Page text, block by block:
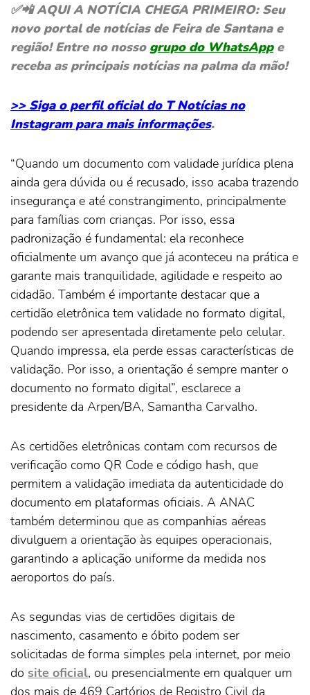
✅📲 AQUI A NOTÍCIA CHEGA PRIMEIRO: Seu
novo portal de notícias de Feira de Santana e
região! Entre no nosso grupo do WhatsAppe
receba as principais notícias na palma da mão!
>> Siga o perfil oficial do T Notícias no
Instagram para mais informações.
“Quando um documento com validade jurídica plena
ainda gera dúvida ou é recusado, isso acaba trazendo
insegurança e até constrangimento, principalmente
para famílias com crianças. Por isso, essa
padronização é fundamental: ela reconhece
oficialmente um avanço que já aconteceu na prática e
garante mais tranquilidade, agilidade e respeito ao
cidadão. Também é importante destacar que a
certidão eletrônica tem validade no formato digital,
podendo ser apresentada diretamente pelo celular.
Quando impressa, ela perde essas características de
validação. Por isso, a orientação é sempre manter o
documento no formato digital”, esclarece a
presidente da Arpen/BA, Samantha Carvalho.
As certidões eletrônicas contam com recursos de
verificação como QR Code e código hash, que
permitem a validação imediata da autenticidade do
documento em plataformas oficiais. A ANAC
também determinou que as companhias aéreas
divulguem a orientação às equipes operacionais,
garantindo a aplicação uniforme da medida nos
aeroportos do país.
As segundas vias de certidões digitais de
nascimento, casamento e óbito podem ser
solicitadas de forma simples pela internet, por meio
do site oficial, ou presencialmente em qualquer um
dos mais de 469 Cartórios de Registro Civil da